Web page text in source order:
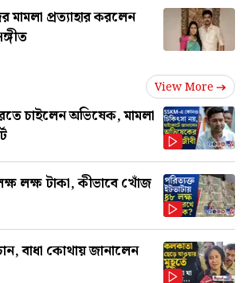
মামলা প্রত্যাহার করলেন
View More
চাইলেন অভিষেক, মামলা
লক্ষ টাকা, কীভাবে খোঁজ
বাধা কোথায় জানালেন